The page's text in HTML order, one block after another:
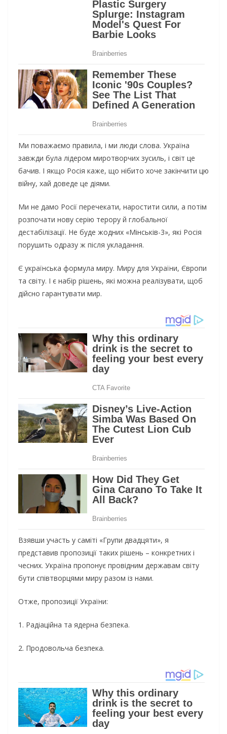
Ми поважаємо правила, і ми люди слова. Україна
завжди була лідером миротворчих зусиль, і світ це
бачив. І якщо Росія каже, що нібито хоче закінчити цю
війну, хай доведе це діями.
Ми не дамо Росії перечекати, наростити сили, а потім
розпочати нову серію терору й глобальної
дестабілізації. Не буде жодних «Мінськів-3», які Росія
порушить одразу ж після укладання.
Є українська формула миру. Миру для України, Європи
та світу. І є набір рішень, які можна реалізувати, щоб
дійсно гарантувати мир.
Взявши участь у саміті «Групи двадцяти», я
представив пропозиції таких рішень – конкретних і
чесних. Україна пропонує провідним державам світу
бути співтворцями миру разом із нами.
Отже, пропозиції України:
1. Радіаційна та ядерна безпека.
2. Продовольча безпека.